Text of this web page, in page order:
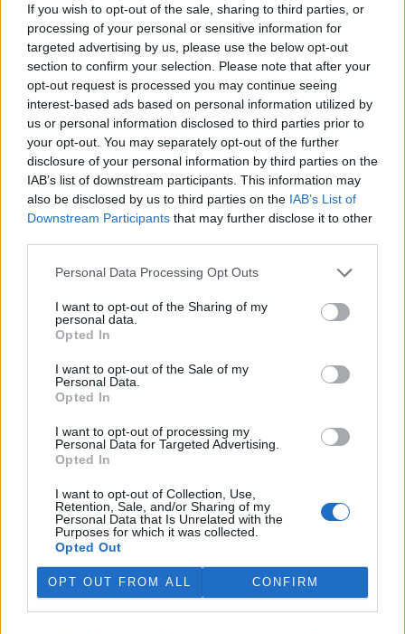
If you wish to opt-out of the sale, sharing to third parties, or
processing of your personal or sensitive information for
targeted advertising by us, please use the below opt-out
section to confirm your selection. Please note that after your
opt-out request is processed you may continue seeing
interest-based ads based on personal information utilized by
us or personal information disclosed to third parties prior to
your opt-out. You may separately opt-out of the further
disclosure of your personal information by third parties on the
IAB’s list of downstream participants. This information may
also be disclosed by us to third parties on the IAB’s List of
Downstream Participants that may further disclose it to other
Personal Data Processing Opt Outs
I want to opt-out of the Sharing of my
personal data.
Opted In
I want to opt-out of the Sale of my
Personal Data.
Opted In
I want to opt-out of processing my
Personal Data for Targeted Advertising.
Opted In
I want to opt-out of Collection, Use,
Retention, Sale, and/or Sharing of my
Personal Data that Is Unrelated with the
Purposes for which it was collected.
Opted Out
OPT OUT FROM ALL CONFIRM
Ekologická úzkost,
environmentální žal, klimatický
smutek. Jsou to nové
fenomény, nebo prožívali
podobné pocity i lidé v
minulosti? Obavy z měnícího se životního prostředí jsou na jednu
stranu přirozené a racionální. Někdy ale mohou narůst až do
takové míry, že člověka paralyzují. Jak poznáme, že nastal čas říci si
o podporu nebo pomoc a kde ji hledat? I o tom jsme hovořili s
Martinem Nawrathem, terapeutem a facilitátorem zabývajícím se
péčí o duševní zdraví také v kontextu probíhající klimatické krize a
proměn životního prostředí.
„Furt ve střehu.“ Manažer přírody Vilém Jurek o
26.11.2025 | PRAHA (Ekolist.cz)
Vilém Jurek je krajinný ekolog,
který zasvětil svůj profesní
končící projekt LIFE South
Moravia, jehož cílem byla obnova stepních biotopů na jižní
Moravě. Mluví o významu pastvy, invazních druzích, složitých
diplomatických jednáních s vlastníky i o tom, proč je důležité
vydržet – i když výsledky nejsou vidět hned. A také o tom, co ho k
přírodě přivedlo, proč má slabost pro Kamenný vrch a jakou roli v
Sumec velký na jihu Evropy? Tamní ekosystémy nejsou
na takového superpredátora připraveny, říká Martin
22.9.2025 | PRAHA (Ekolist.cz)
Diskuse: 26
Sumec velký (Silurus glanis) je